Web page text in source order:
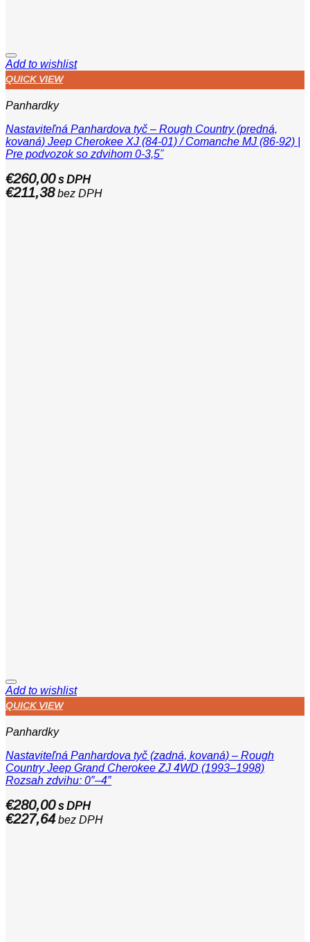
Add to wishlist
QUICK VIEW
Panhardky
Nastaviteľná Panhardova tyč – Rough Country (predná,
kovaná) Jeep Cherokee XJ (84-01) / Comanche MJ (86-92) |
Pre podvozok so zdvihom 0-3,5”
€260,00s DPH
€211,38bez DPH
Add to wishlist
QUICK VIEW
Panhardky
Nastaviteľná Panhardova tyč (zadná, kovaná) – Rough
Country Jeep Grand Cherokee ZJ 4WD (1993–1998)
Rozsah zdvihu: 0″–4″
€280,00s DPH
€227,64bez DPH